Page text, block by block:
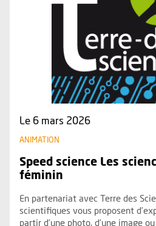
Le 6 mars 2026
ANIMATION
Speed science Les
féminin
En partenariat avec Terre des
scientifiques vous proposent
partir d’une photo, d’une image